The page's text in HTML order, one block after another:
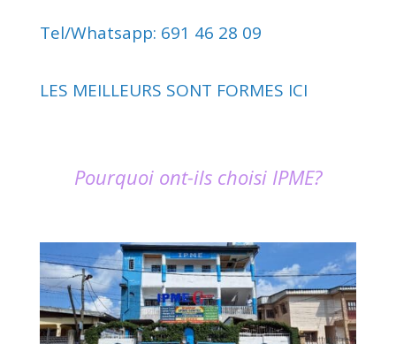
Tel/Whatsapp: 691 46 28 09
LES MEILLEURS SONT FORMES ICI
Pourquoi ont-ils choisi IPME?